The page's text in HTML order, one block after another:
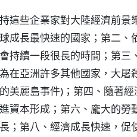
這些企業家對大陸經濟前
成長最快速的國家；第二、
持續一段很長的時間；第三
在亞洲許多其他國家，大屠
美麗島事件)；第四、隨著
資本形成；第六、龐大的勞
；第八、經濟成長快速，